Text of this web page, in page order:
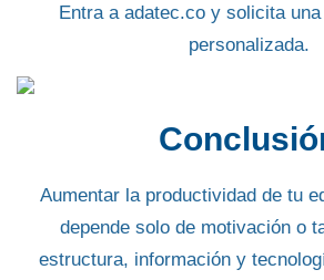
Entra a adatec.co y solicita
personalizada.
Aumentar la productividad de tu
depende solo de motivación o
estructura, información y